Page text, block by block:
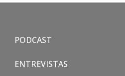
PODCAST
ENTREVISTAS